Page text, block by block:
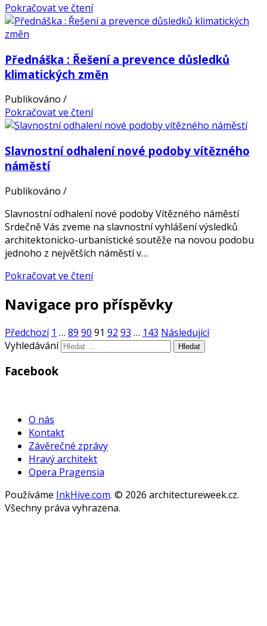
Pokračovat ve čtení
Přednáška : Řešení a prevence důsledků
klimatických změn
Publikováno /
Pokračovat ve čtení
Slavnostní odhalení nové podoby vítězného
náměstí
Publikováno /
Slavnostní odhalení nové podoby Vítězného náměstí
Srdečně Vás zveme na slavnostní vyhlášení výsledků
architektonicko-urbanistické soutěže na novou podobu
jednoho z největších náměstí v…
Pokračovat ve čtení
Navigace pro příspěvky
Předchozí 1 … 89 90 91 92 93 … 143 Následující
Vyhledávání
Facebook
O nás
Kontakt
Závěrečné zprávy
Hravý architekt
Opera Pragensia
Používáme InkHive.com. © 2026 architectureweek.cz.
Všechny práva vyhrazena.